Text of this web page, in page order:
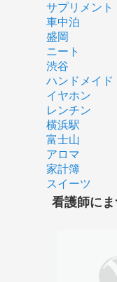
サプリメント
車中泊
盛岡
ニート
渋谷
ハンドメイド
イヤホン
レンチン
横浜駅
富士山
アロマ
家計簿
スイーツ
看護師に